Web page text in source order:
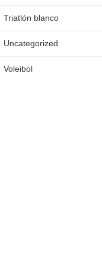
Triatlón blanco
Uncategorized
Voleibol